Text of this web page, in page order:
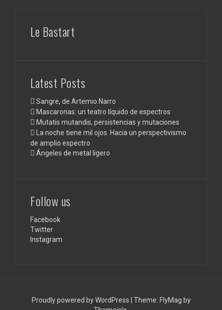
Le Bastart
Latest Posts
Sangre, de Artemio Narro
Mascaronas: un teatro líquido de espectros
Mutatis mutandis, persistencias y mutaciones
La noche tiene mil ojos. Hacia un perspectivismo
de amplio espectro
Ángeles de metal ligero
Follow us
Facebook
Twitter
Instagram
Proudly powered by WordPress Theme: FlyMag by